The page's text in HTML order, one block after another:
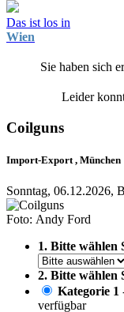
Das ist los in
Wien
Sie haben sich
Leider
Coilguns
Import-Export , München
Sonntag, 06.12.2026,
Foto: Andy Ford
1. Bitte wählen
2. Bitte wählen
Kategorie 1
verfügbar